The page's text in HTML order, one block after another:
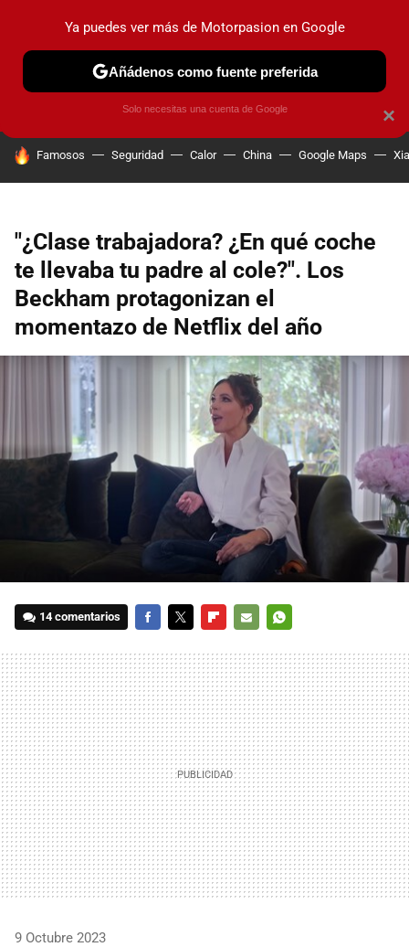
PRUEBAS COCHES ELÉCTRICOS OBSERVATORIO
HOY SE HABLA DE
Famosos Seguridad Calor China Google Maps
"¿Clase trabajadora? ¿En qué coche
te llevaba tu padre al cole?". Los
Beckham protagonizan el
momentazo de Netflix del año
14 comentarios
MAIL
9 Octubre 2023
×
Ya puedes ver más de Motorpasion en Google
Añádenos como fuente preferida
Solo necesitas una cuenta de Google